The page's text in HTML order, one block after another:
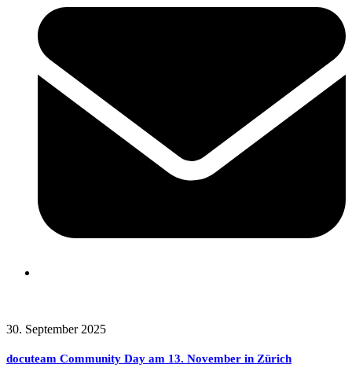
30. September 2025
docuteam Community Day am 13. November in Zürich